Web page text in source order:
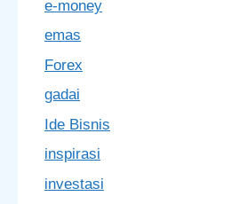
e-money
emas
Forex
gadai
Ide Bisnis
inspirasi
investasi